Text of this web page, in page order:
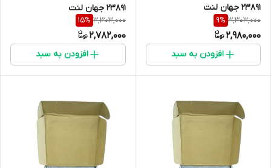
23891 جهان لنت
3,303,000
9%
2,980,000
افزودن به سبد
23891 جهان لنت
3,303,000
15%
2,782,000
افزودن به سبد